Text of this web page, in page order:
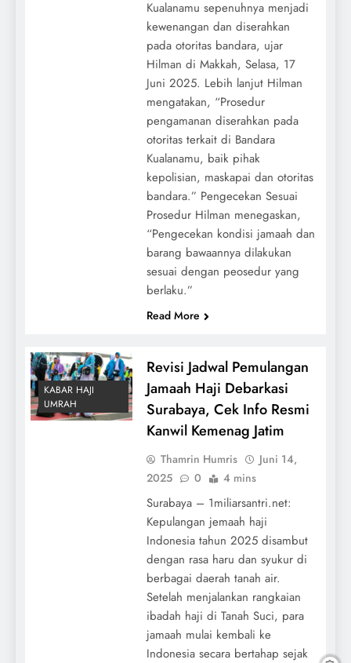
Kualanamu sepenuhnya menjadi
kewenangan dan diserahkan
pada otoritas bandara, ujar
Hilman di Makkah, Selasa, 17
Juni 2025. Lebih lanjut Hilman
mengatakan, “Prosedur
pengamanan diserahkan pada
otoritas terkait di Bandara
Kualanamu, baik pihak
kepolisian, maskapai dan otoritas
bandara.” Pengecekan Sesuai
Prosedur Hilman menegaskan,
“Pengecekan kondisi jamaah dan
barang bawaannya dilakukan
sesuai dengan peosedur yang
berlaku.”
Read More
KABAR HAJI
UMRAH
Revisi Jadwal Pemulangan
Jamaah Haji Debarkasi
Surabaya, Cek Info Resmi
Kanwil Kemenag Jatim
Thamrin Humris
Juni 14,
2025
0 4 mins
Surabaya – 1miliarsantri.net:
Kepulangan jemaah haji
Indonesia tahun 2025 disambut
dengan rasa haru dan syukur di
berbagai daerah tanah air.
Setelah menjalankan rangkaian
ibadah haji di Tanah Suci, para
jamaah mulai kembali ke
Indonesia secara bertahap sejak